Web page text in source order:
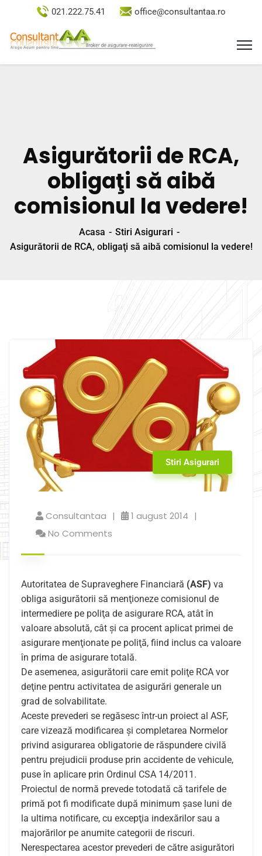
021.222.75.41 office@consultantaa.ro
Asigurătorii de RCA,
obligaţi să aibă
comisionul la vedere!
Acasa
Stiri Asigurari
Asigurătorii de RCA, obligaţi să aibă comisionul la vedere!
Stiri Asigurari
Consultantaa
1 august 2014
No Comments
Autoritatea de Supraveghere Financiară (ASF) va
obliga asigurătorii să menţioneze comisionul de
intermediere pe poliţa de asigurare RCA, atât în
valoare absolută, cât şi ca procent aplicat primei de
asigurare menţionate pe poliţă, fiind inclus ca valoare
în prima de asigurare totală.
De asemenea, asigurătorii care emit poliţe RCA vor
deţine pentru activitatea de asigurări generale un
grad de solvabilitate.
Aceste prevederi se regăsesc într-un proiect al ASF,
care vizează modificarea şi completarea Normelor
privind asigurarea obligatorie de răspundere civilă
pentru prejudicii produse prin accidente de vehicule,
puse în aplicare prin Ordinul CSA 14/2011.
Proiectul de normă prevede totodată că tarifele de
primă pot fi modificate după minimum şase luni de
la ultima notificare, cu excepţia indexărilor sau a
majorărilor pe anumite categorii de riscuri.
Nerespectarea acestor prevederi de către asigurători